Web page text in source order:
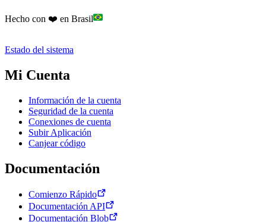
Hecho con ❤️ en Brasil
Estado del sistema
Mi Cuenta
Información de la cuenta
Seguridad de la cuenta
Conexiones de cuenta
Subir Aplicación
Canjear código
Documentación
Comienzo Rápido
Documentación API
Documentación Blob